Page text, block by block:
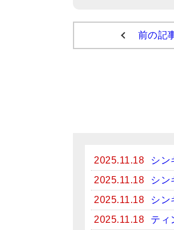
前の記
2025.11.18
シン
2025.11.18
シン
2025.11.18
シン
2025.11.18
ティ